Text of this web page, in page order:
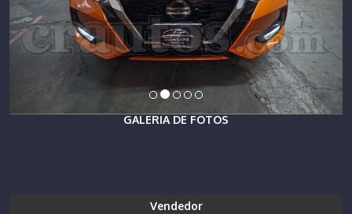
GALERIA DE FOTOS
Vendedor